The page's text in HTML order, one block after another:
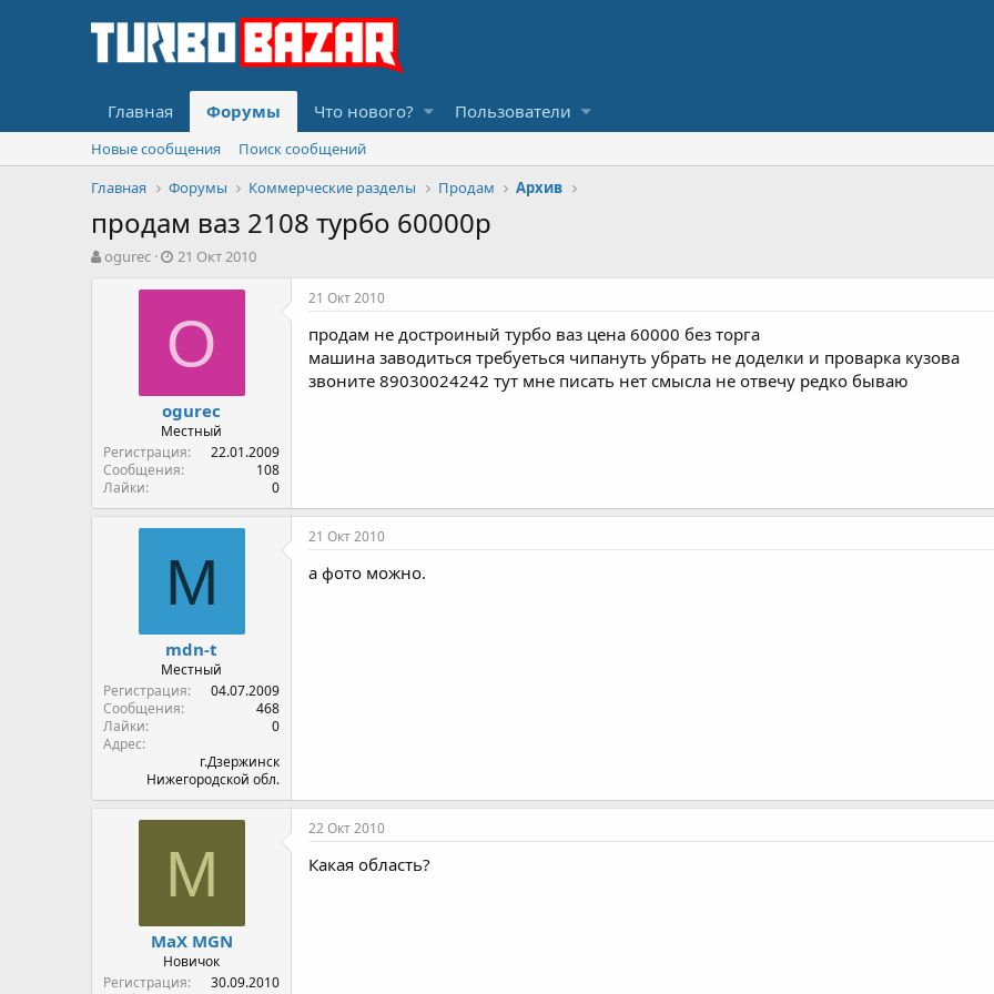
Главная Форумы Что нового? Пользователи
Новые сообщения
Поиск сообщений
Главная
Форумы Коммерческие разделы Продам Архив
продам ваз 2108 турбо 60000р
А
ogurec
Д
т
н
а
а
л
а
21 Окт 2010
O
ogurec
Местный
Регистрация
22.01.2009
Сообщения
108
Лайки
0
21 Окт 2010
продам не достроиный турбо ваз цена 60000 без торга
машина заводиться требуеться чипануть убрать не доделки и проварка кузова
звоните 89030024242 тут мне писать нет смысла не отвечу редко бываю
M
mdn-t
Местный
Регистрация
04.07.2009
Сообщения
468
Лайки
0
Адрес
г.Дзержинск
Нижегородской обл.
21 Окт 2010
а фото можно.
М
МаX MGN
Новичок
Регистрация
30.09.2010
22 Окт 2010
Какая область?